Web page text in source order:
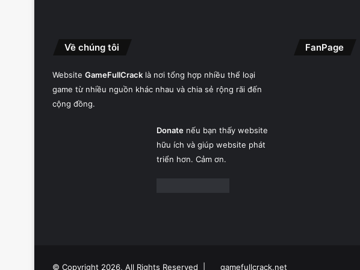
Về chúng tôi
Website GameFullCrack là nơi tổng hợp nhiều thể loại
game từ nhiều nguồn khác nhau và chia sẻ rộng rãi đến
cộng đồng.
Donatenếu bạn thấy website
hữu ích và giúp website phát
triển hơn. Cảm ơn.
FanPage
© Copyright 2026, All Rights Reserved | gamefullcrack.net